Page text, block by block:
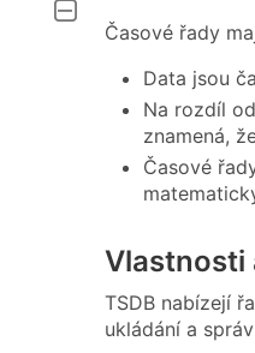
Časové řady
Data jsou
Na rozdíl
znamená,
Časové
Vlastnosti
TSDB nabízejí
ukládání a